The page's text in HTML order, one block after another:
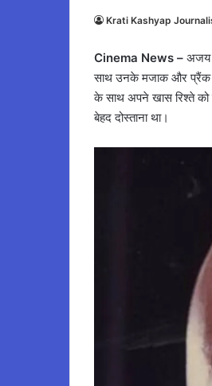
Krati Kashyap
Cinema News – अजय
साथ उनके मजाक और प्रैंक के
के साथ अपने खास रिश्ते को
बेहद दोस्ताना था।